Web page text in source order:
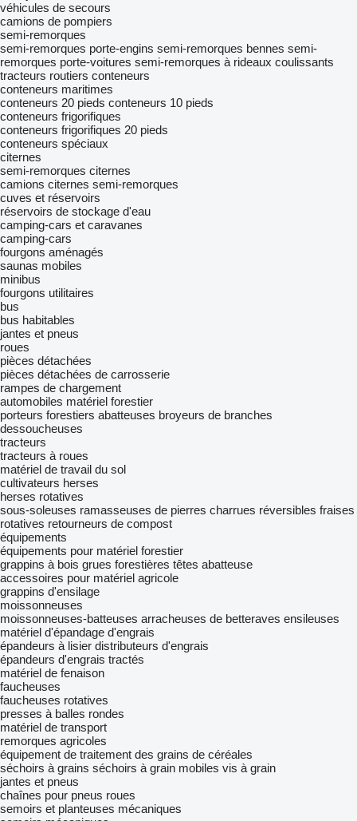
véhicules de secours
camions de pompiers
semi-remorques
semi-remorques porte-engins semi-remorques bennes semi-
remorques porte-voitures semi-remorques à rideaux coulissants
tracteurs routiers conteneurs
conteneurs maritimes
conteneurs 20 pieds conteneurs 10 pieds
conteneurs frigorifiques
conteneurs frigorifiques 20 pieds
conteneurs spéciaux
citernes
semi-remorques citernes
camions citernes semi-remorques
cuves et réservoirs
réservoirs de stockage d'eau
camping-cars et caravanes
camping-cars
fourgons aménagés
saunas mobiles
minibus
fourgons utilitaires
bus
bus habitables
jantes et pneus
roues
pièces détachées
pièces détachées de carrosserie
rampes de chargement
automobiles matériel forestier
porteurs forestiers abatteuses broyeurs de branches
dessoucheuses
tracteurs
tracteurs à roues
matériel de travail du sol
cultivateurs herses
herses rotatives
sous-soleuses ramasseuses de pierres charrues réversibles fraises
rotatives retourneurs de compost
équipements
équipements pour matériel forestier
grappins à bois grues forestières têtes abatteuse
accessoires pour matériel agricole
grappins d'ensilage
moissonneuses
moissonneuses-batteuses arracheuses de betteraves ensileuses
matériel d'épandage d'engrais
épandeurs à lisier distributeurs d'engrais
épandeurs d'engrais tractés
matériel de fenaison
faucheuses
faucheuses rotatives
presses à balles rondes
matériel de transport
remorques agricoles
équipement de traitement des grains de céréales
séchoirs à grains séchoirs à grain mobiles vis à grain
jantes et pneus
chaînes pour pneus roues
semoirs et planteuses mécaniques